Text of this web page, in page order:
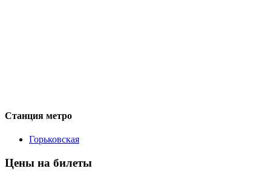
Станция метро
Горьковская
Цены на билеты